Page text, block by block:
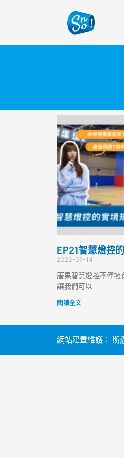
EP21智慧燈控
2023-07-14
唐果智慧燈控不僅擁
讓我們可以
閱讀全文
網站建置維護： 斯